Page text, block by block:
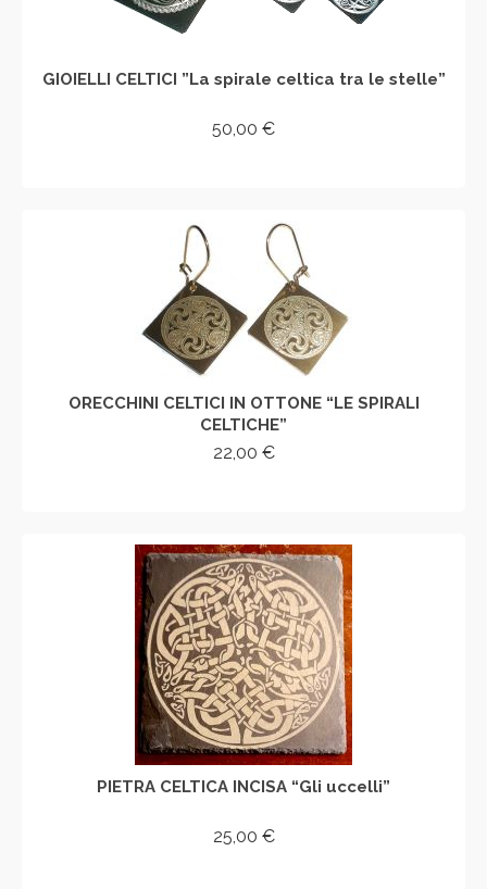
GIOIELLI CELTICI ”La spirale celtica tra le stelle”
50,00 €
ORECCHINI CELTICI IN OTTONE “LE SPIRALI
CELTICHE”
22,00 €
PIETRA CELTICA INCISA “Gli uccelli”
25,00 €